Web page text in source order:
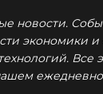
новости.
экономики и
Все